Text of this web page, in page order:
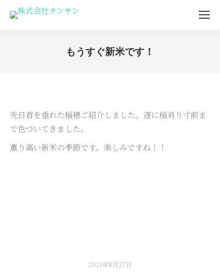
もうすぐ新米です！
先日首を垂れた稲穂ご紹介しました。遂に稲刈り寸前ま
で色づいてきました。
薫り高い新米の季節です。楽しみですね！！
2021年8月27日